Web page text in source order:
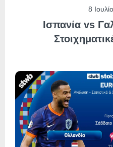
8
Ισπανία vs